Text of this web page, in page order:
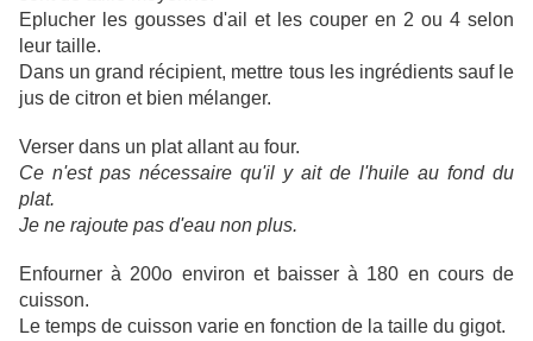
Eplucher les gousses d'ail et les couper en 2 ou 4 selon
leur taille.
Dans un grand récipient, mettre tous les ingrédients sauf le
jus de citron et bien mélanger.
Verser dans un plat allant au four.
Ce n'est pas nécessaire qu'il y ait de l'huile au fond du
plat.
Je ne rajoute pas d'eau non plus.
Enfourner à 200o environ et baisser à 180 en cours de
cuisson.
Le temps de cuisson varie en fonction de la taille du gigot.